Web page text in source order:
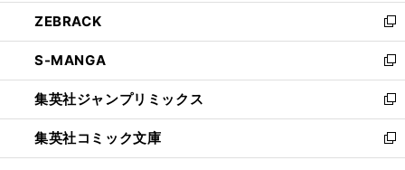
く
で
開
く
ン
ド
ウ
で
開
く
ウ
ィ
ン
ド
ウ
で
開
く
し
い
ウ
ィ
ン
ド
ウ
で
開
ZEBRACK
新
し
い
ウ
ィ
ン
ド
ウ
S-MANGA
新
し
い
ウ
ィ
ン
集英社ジャンプリミックス
新
し
い
ウ
集英社コミック文庫
新
し